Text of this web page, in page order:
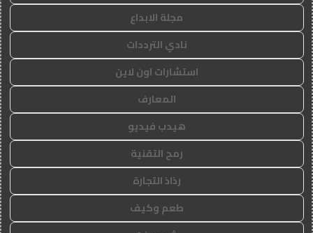
مجلة الابداع
نادي الترددات
استشارات اون لاين
المعارف
هيدب فيديو
رمح التقنية
رذاذ التجارة
طعم وكيف